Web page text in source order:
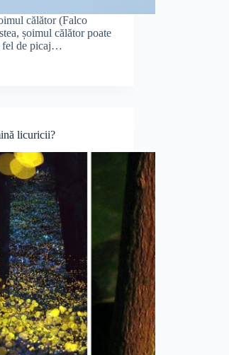
călător (Falco
șoimul călător poate
fel de picaj…
licuricii?